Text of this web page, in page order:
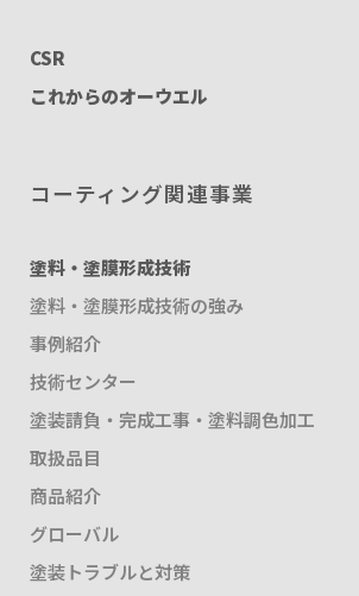
CSR
これからのオーウエル
コーティング関連事業
塗料・塗膜形成技術
塗料・塗膜形成技術の強み
事例紹介
技術センター
塗装請負・完成工事・塗料調色加工
取扱品目
商品紹介
グローバル
塗装トラブルと対策